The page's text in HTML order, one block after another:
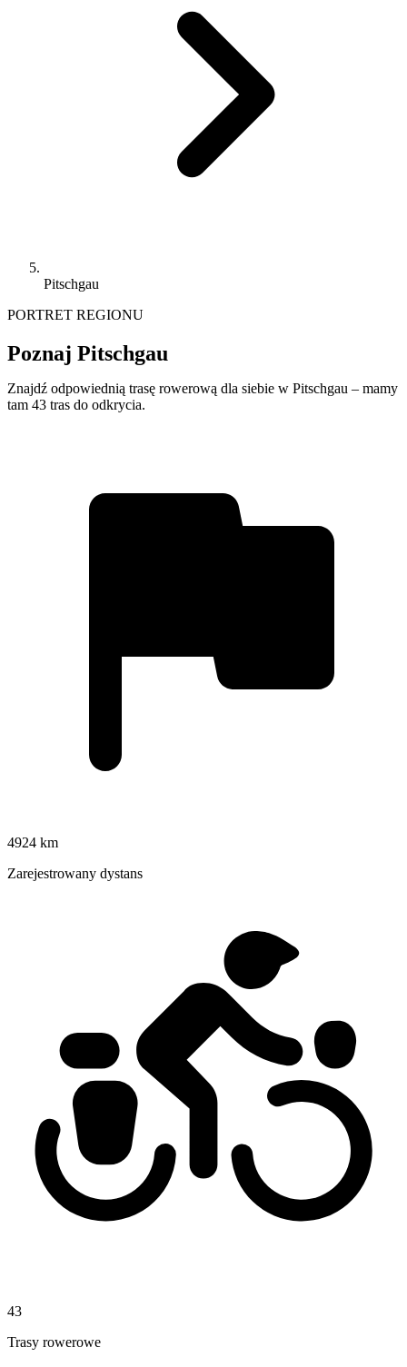
Pitschgau
PORTRET REGIONU
Poznaj Pitschgau
Znajdź odpowiednią trasę rowerową dla siebie w Pitschgau – mamy
tam 43 tras do odkrycia.
4924 km
Zarejestrowany dystans
43
Trasy rowerowe